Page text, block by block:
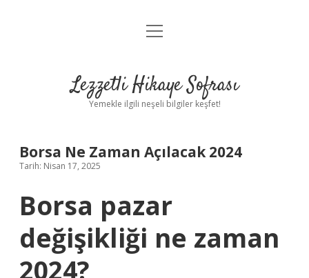
Anasayfa
Yasal Uyarı
menüyü
Lezzetli Hikaye Sofrası
Yemekle ilgili neşeli bilgiler keşfet!
Borsa Ne Zaman Açılacak 2024
Tarih: Nisan 17, 2025
Borsa pazar
değişikliği ne zaman
2024?